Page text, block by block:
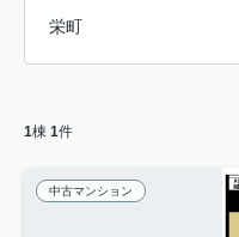
栄町
1棟 1件
中古マンション